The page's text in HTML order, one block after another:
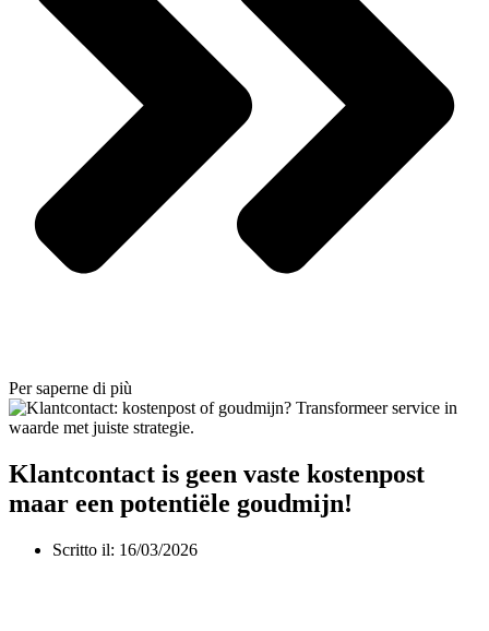
Per saperne di più
Klantcontact is geen vaste kostenpost
maar een potentiële goudmijn!
Scritto il: 16/03/2026